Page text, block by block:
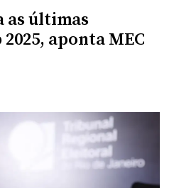
as últimas
aponta MEC